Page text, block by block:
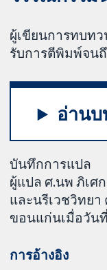
ผู้เขียนการทบท
รับการตีพิมพ์จน
อ่าน
บันทึกการแปล
ผู้แปล ศ.นพ ภิเศ
และนรีเวชวิทย
ขอนแก่นเมื่อวัน
การอ้างอิง